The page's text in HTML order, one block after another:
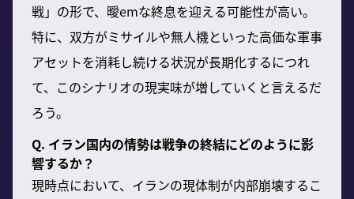
戦」の形で、曖emな終息を迎える可能性が高い。
特に、双方がミサイルや無人機といった高価な軍事
アセットを消耗し続ける状況が長期化するにつれ
て、このシナリオの現実味が増していくと言えるだ
ろう。
Q. イラン国内の情勢は戦争の終結にどのように影
響するか？
現時点において、イランの現体制が内部崩壊するこ